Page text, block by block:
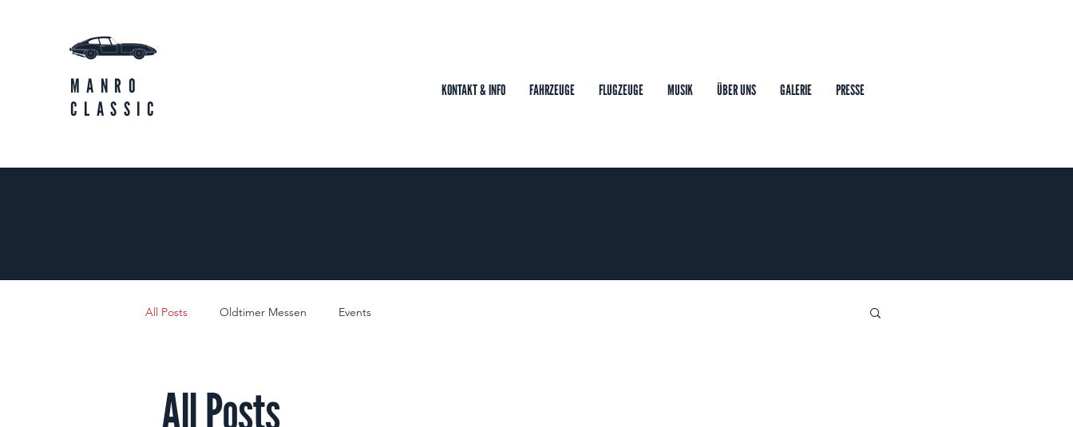
MANRO
CLASSIC
KONTAKT & INFO FAHRZEUGE FLUGZEUGE MUSIK ÜBER UNS GALERIE PRESSE
All Posts Oldtimer Messen Events
All Posts